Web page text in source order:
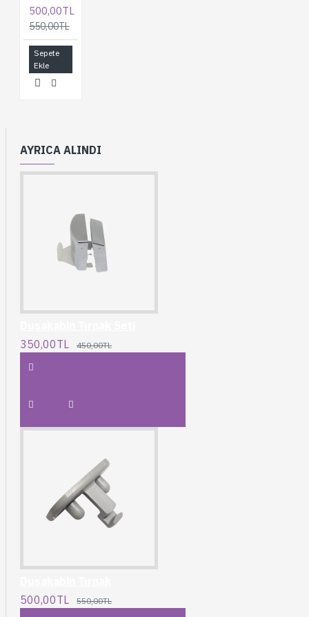
500,00TL
550,00TL
Sepete
Ekle
AYRICA ALINDI
350,00TL
450,00TL
500,00TL
550,00TL